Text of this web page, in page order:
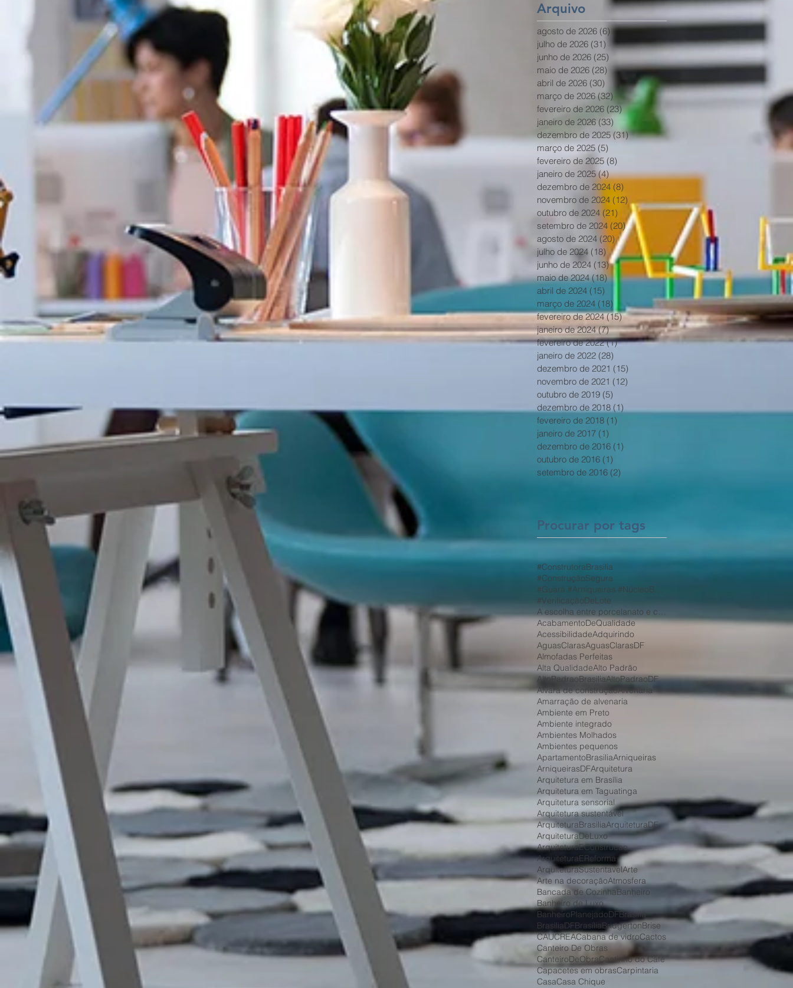
Arquivo
agosto de 2026 (6) 6 posts
julho de 2026 (31) 31 posts
junho de 2026 (25)
maio de 2026 (28) 28 posts
abril de 2026 (30) 30 posts
março de 2026 (32) 32 posts
fevereiro de 2026 (23)23 posts
janeiro de 2026 (33)
dezembro de 2025 (31)31 posts
março de 2025 (5)
fevereiro de 2025 (8)
janeiro de 2025 (4)4 posts
dezembro de 2024 (8)
novembro de 2024 (12) 12 posts
outubro de 2024 (21) 21 posts
setembro de 2024 (20)20 posts
agosto de 2024 (20)20 posts
julho de 2024 (18) 18 posts
junho de 2024 (13)13 posts
maio de 2024 (18)18 posts
abril de 2024 (15)
março de 2024 (18) 18 posts
fevereiro de 2024 (15)15 posts
janeiro de 2024 (7)7 posts
fevereiro de 2022 (1)1 post
janeiro de 2022 (28)
dezembro de 2021 (15)
novembro de 2021 (12)
outubro de 2019 (5)
dezembro de 2018 (1)
fevereiro de 2018 (1)
janeiro de 2017 (1)
dezembro de 2016 (1)
outubro de 2016 (1)
setembro de 2016 (2)
Procurar por tags
#ConstrutoraBrasilia
#ConstruçãoSegura
#Guará #Arniqueiras #NúcleoBandeirante #Taguatinga #VicentePires #ParkWay #JardimBotânico
#VerificaçãoDeLote
A escolha entre porcelanato e cerâmica depende de diversos fatores
AcabamentoDeQualidade
AcessibilidadeAdquirindo
AguasClarasAguasClarasDF
Almofadas Perfeitas
Alta QualidadeAlto Padrão
AltoPadraoBrasiliaAltoPadraoDF
Alvará de construçãoAlvenaria
Amarração de alvenaria
Ambiente em Preto
Ambiente integrado
Ambientes Molhados
Ambientes pequenos
ApartamentoBrasiliaArniqueiras
ArniqueirasDFArquitetura
Arquitetura em Brasília
Arquitetura em Taguatinga
Arquitetura sensorial
Arquitetura sustentável
ArquiteturaBrasiliaArquiteturaDF
ArquiteturaDeLuxo
ArquiteturaEConstrucao
ArquiteturaEReforma
ArquiteturaSustentavelArte
Arte na decoraçãoAtmosfera
Bancada de CozinhaBanheiro
Banheiro de Luxo
BanheiroPlanejadoDFBrasilia
BrasiliaDFBrasíliaBridgertonBrise
CAUCREACabana de vidroCactos
Canteiro De Obras
CanteiroDeObraCantinho do Café
Capacetes em obrasCarpintaria
CasaCasa Chique